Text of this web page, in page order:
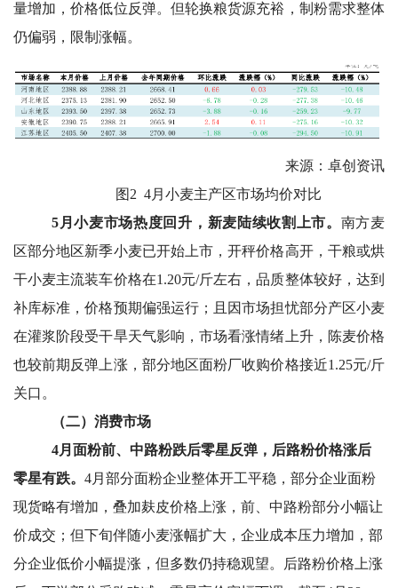
量增加，价格低位反弹。但轮换粮货源充裕，制粉需求整体
仍偏弱，限制涨幅。
来源：卓创资讯
图2 4月小麦主产区市场均价对比
5 月小麦市场热度回升，新麦陆续收割上市。 南方麦
区部分地区新季小麦已开始上市，开秤价格高开，干粮或烘
干小麦主流装车价格在1.20元/斤左右，品质整体较好，达到
补库标准，价格预期偏强运行；且因市场担忧部分产区小麦
在灌浆阶段受干旱天气影响，市场看涨情绪上升，陈麦价格
也较前期反弹上涨，部分地区面粉厂收购价格接近1.25元/斤
关口。
（二）消费市场
4月面粉前、中路粉跌后零星反弹，后路粉价格涨后
零星有跌。 4月部分面粉企业整体开工平稳，部分企业面粉
现货略有增加，叠加麸皮价格上涨，前、中路粉部分小幅让
价成交；但下旬伴随小麦涨幅扩大，企业成本压力增加，部
分企业低价小幅提涨，但多数仍持稳观望。后路粉价格上涨